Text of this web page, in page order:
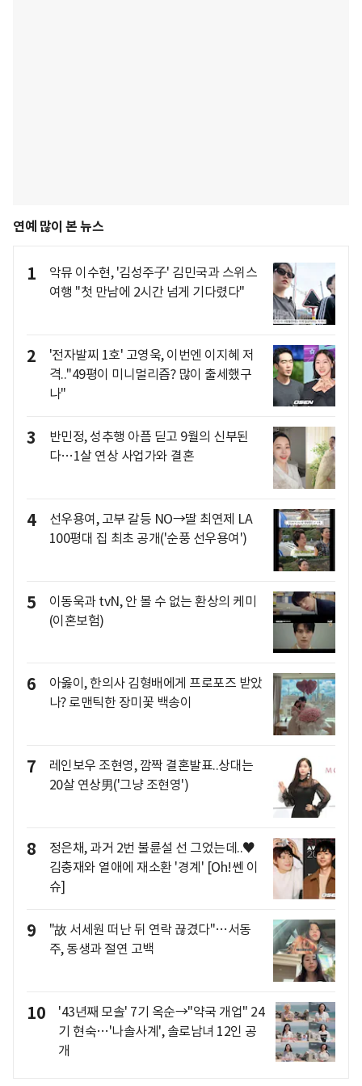
연예 많이 본 뉴스
1
악뮤 이수현, '김성주子' 김민국과 스위스
여행 "첫 만남에 2시간 넘게 기다렸다"
2
'전자발찌 1호' 고영욱, 이번엔 이지혜 저
격.."49평이 미니멀리즘? 많이 출세했구
나"
3
반민정, 성추행 아픔 딛고 9월의 신부된
다…1살 연상 사업가와 결혼
4
선우용여, 고부 갈등 NO→딸 최연제 LA
100평대 집 최초 공개('순풍 선우용여')
5
이동욱과 tvN, 안 볼 수 없는 환상의 케미
(이혼보험)
6
아옳이, 한의사 김형배에게 프로포즈 받았
나? 로맨틱한 장미꽃 백송이
7
레인보우 조현영, 깜짝 결혼발표..상대는
20살 연상男('그냥 조현영')
8
정은채, 과거 2번 불륜설 선 그었는데..♥
김충재와 열애에 재소환 '경계' [Oh!쎈 이
슈]
9
"故 서세원 떠난 뒤 연락 끊겼다"…서동
주, 동생과 절연 고백
10
'43년째 모솔' 7기 옥순→"약국 개업" 24
기 현숙…'나솔사계', 솔로남녀 12인 공
개